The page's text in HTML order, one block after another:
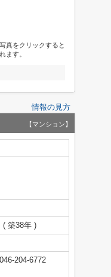
真をクリックすると
ます。
情報の見方
【マンション】
( 築38年 )
204-6772